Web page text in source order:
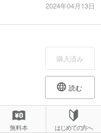
2024年04月13日
購入済み
読む
無料本 はじめての方へ